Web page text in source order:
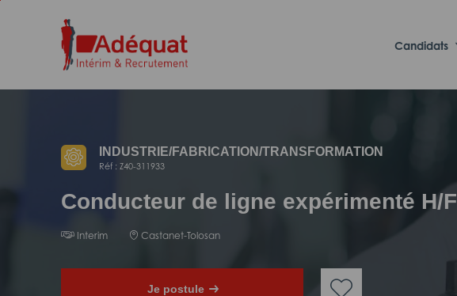
navigation
Candidats
INDUSTRIE/FABRICATION/TRANSFORMATION
Réf : Z40-311933
Conducteur de ligne expérimenté H/F
Interim Castanet-Tolosan
Je postule